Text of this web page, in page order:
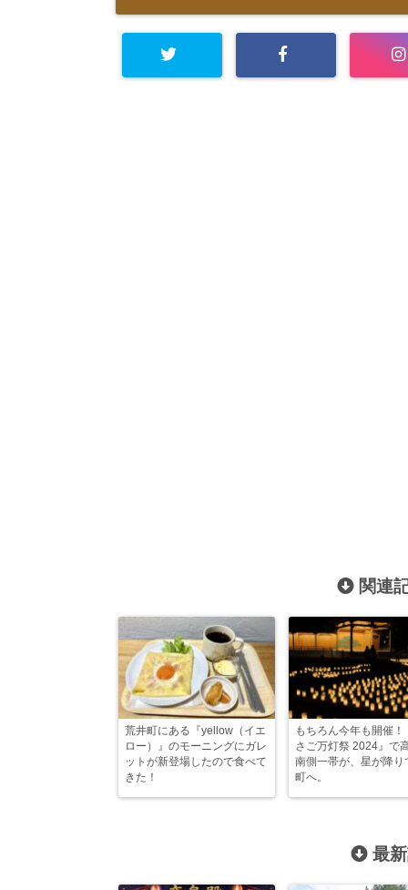
関連
荒井町にある『yellow（イエ
ロー）』のモーニングにガレ
ットが新登場したので食べて
きた！
もちろん今年も開催！
さご万灯祭 2024』で
南側一帯が、星が降り
町へ。
最